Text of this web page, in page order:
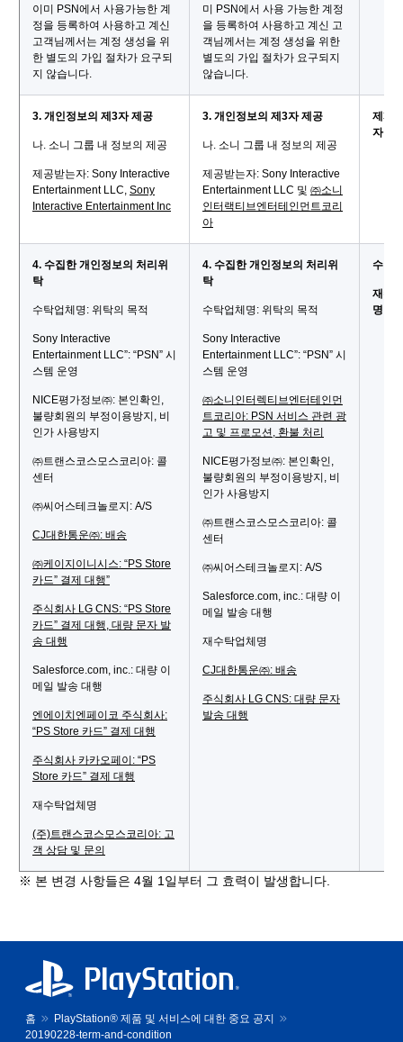
이미 PSN에서 사용가능한 계
정을 등록하여 사용하고 계신
고객님께서는 계정 생성을 위
한 별도의 가입 절차가 요구되
지 않습니다.
미 PSN에서 사용 가능한 계정
을 등록하여 사용하고 계신 고
객님께서는 계정 생성을 위한
별도의 가입 절차가 요구되지
않습니다.
3. 개인정보의 제3자 제공
나. 소니 그룹 내 정보의 제공
제공받는자: Sony Interactive
Entertainment LLC, Sony
Interactive Entertainment Inc
3. 개인정보의 제3자 제공
나. 소니 그룹 내 정보의 제공
제공받는자: Sony Interactive
Entertainment LLC 및 ㈜소니
인터랙티브엔터테인먼트코리
아
제3자
자 내
4. 수집한 개인정보의 처리위
탁
수탁업체명: 위탁의 목적
Sony Interactive
Entertainment LLC”: “PSN” 시
스템 운영
NICE평가정보㈜: 본인확인,
불량회원의 부정이용방지, 비
인가 사용방지
㈜트랜스코스모스코리아: 콜
센터
㈜씨어스테크놀로지: A/S
CJ대한통운㈜: 배송
㈜케이지이니시스: “PS Store
카드” 결제 대행”
주식회사 LG CNS: “PS Store
카드” 결제 대행, 대량 문자 발
송 대행
Salesforce.com, inc.: 대량 이
메일 발송 대행
엔에이치엔페이코 주식회사:
“PS Store 카드” 결제 대행
주식회사 카카오페이: “PS
Store 카드” 결제 대행
재수탁업체명
(주)트랜스코스모스코리아: 고
객 상담 및 문의
4. 수집한 개인정보의 처리위
탁
수탁업체명: 위탁의 목적
Sony Interactive
Entertainment LLC”: “PSN” 시
스템 운영
㈜소니인터렉티브엔터테인먼
트코리아: PSN 서비스 관련 광
고 및 프로모션, 환불 처리
NICE평가정보㈜: 본인확인,
불량회원의 부정이용방지, 비
인가 사용방지
㈜트랜스코스모스코리아: 콜
센터
㈜씨어스테크놀로지: A/S
Salesforce.com, inc.: 대량 이
메일 발송 대행
재수탁업체명
CJ대한통운㈜: 배송
주식회사 LG CNS: 대량 문자
발송 대행
수탁
재수
명 변
※ 본 변경 사항들은 4월 1일부터 그 효력이 발생합니다.
홈
PlayStation® 제품 및 서비스에 대한 중요 공지
20190228-term-and-condition